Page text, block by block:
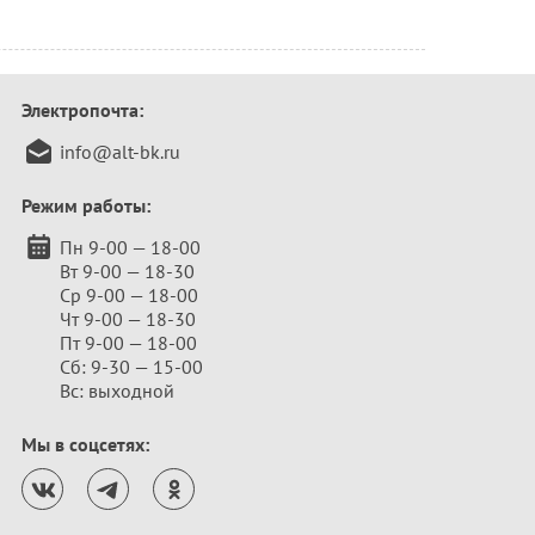
Электропочта:
info@alt-bk.ru
Режим работы:
Пн 9-00 — 18-00
Вт 9-00 — 18-30
Ср 9-00 — 18-00
Чт 9-00 — 18-30
Пт 9-00 — 18-00
Сб: 9-30 — 15-00
Вс: выходной
Мы в соцсетях: